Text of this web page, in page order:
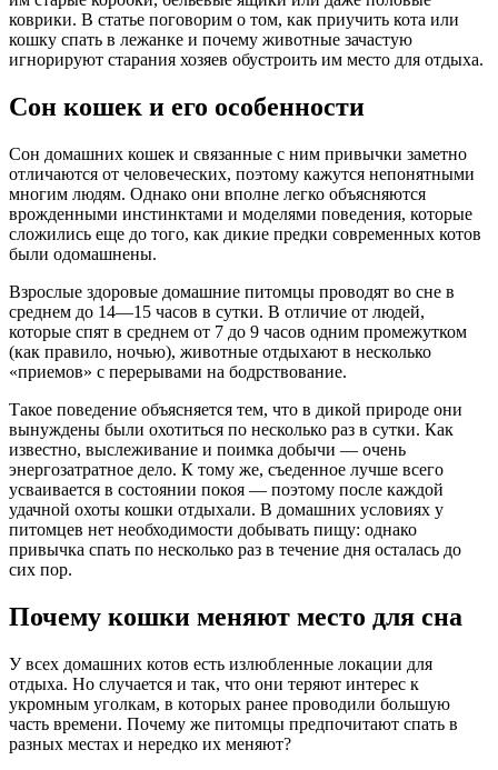
коврики. В статье поговорим о том, как приучить кота или
кошку спать в лежанке и почему животные зачастую
игнорируют старания хозяев обустроить им место для отдыха.
Сон кошек и его особенности
Сон домашних кошек и связанные с ним привычки заметно
отличаются от человеческих, поэтому кажутся непонятными
многим людям. Однако они вполне легко объясняются
врожденными инстинктами и моделями поведения, которые
сложились еще до того, как дикие предки современных котов
были одомашнены.
Взрослые здоровые домашние питомцы проводят во сне в
среднем до 14—15 часов в сутки. В отличие от людей,
которые спят в среднем от 7 до 9 часов одним промежутком
(как правило, ночью), животные отдыхают в несколько
«приемов» с перерывами на бодрствование.
Такое поведение объясняется тем, что в дикой природе они
вынуждены были охотиться по несколько раз в сутки. Как
известно, выслеживание и поимка добычи — очень
энергозатратное дело. К тому же, съеденное лучше всего
усваивается в состоянии покоя — поэтому после каждой
удачной охоты кошки отдыхали. В домашних условиях у
питомцев нет необходимости добывать пищу: однако
привычка спать по несколько раз в течение дня осталась до
сих пор.
Почему кошки меняют место для сна
У всех домашних котов есть излюбленные локации для
отдыха. Но случается и так, что они теряют интерес к
укромным уголкам, в которых ранее проводили большую
часть времени. Почему же питомцы предпочитают спать в
разных местах и нередко их меняют?